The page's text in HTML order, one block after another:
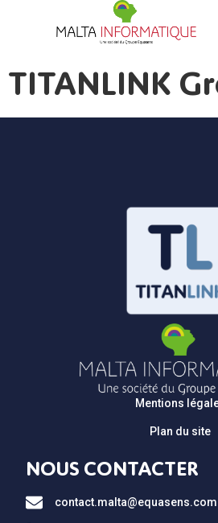
TITANLINK
Mentions
Plan du site
NOUS CONTACTER
contact.malta@equasens.com